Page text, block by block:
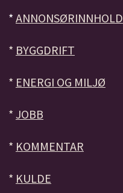
* ANNONSØRINNHOLD
* BYGGDRIFT
* ENERGI OG MILJØ
* JOBB
* KOMMENTAR
* KULDE